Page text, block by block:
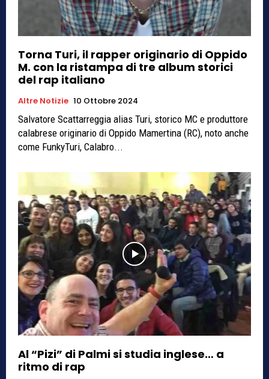
Torna Turi, il rapper originario di Oppido
M. con la ristampa di tre album storici
del rap italiano
Altre Notizie 10 Ottobre 2024
Salvatore Scattarreggia alias Turi, storico MC e produttore
calabrese originario di Oppido Mamertina (RC), noto anche
come FunkyTuri, Calabro...
Al “Pizi” di Palmi si studia inglese… a
ritmo di rap